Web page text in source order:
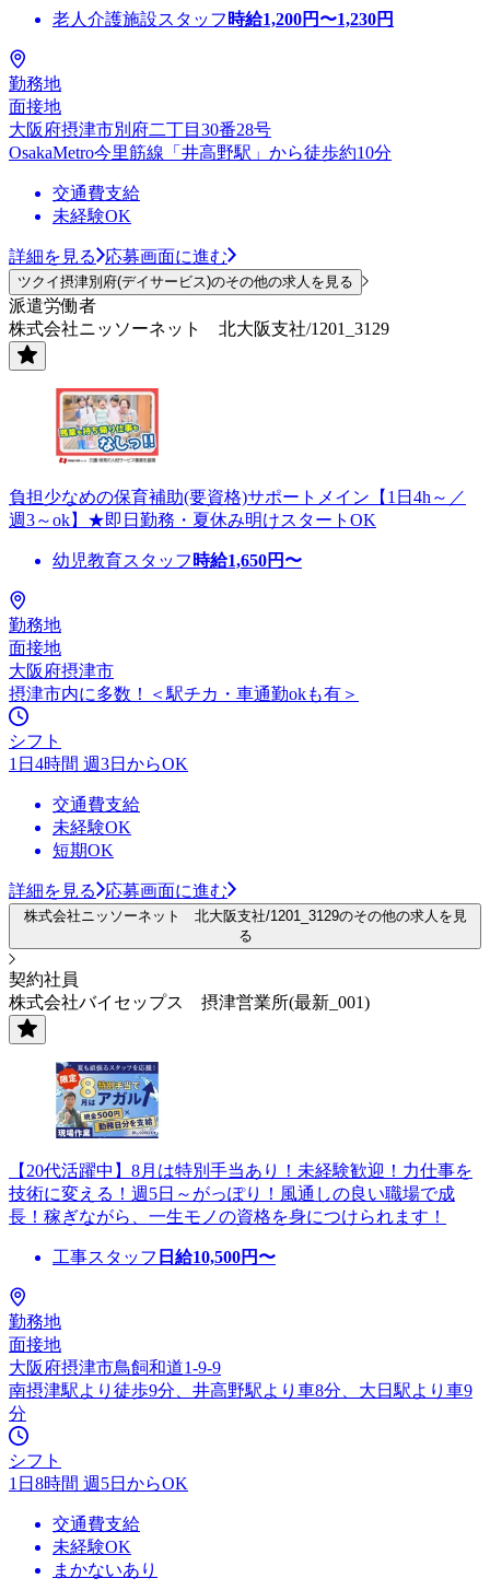
老人介護施設スタッフ 時給1,200円〜1,230円
勤務地
面接地
大阪府摂津市別府二丁目30番28号
OsakaMetro今里筋線「井高野駅」から徒歩約10分
交通費支給
未経験OK
詳細を見る 応募画面に進む
ツクイ摂津別府(デイサービス)のその他の求人を見る
派遣労働者
株式会社ニッソーネット 北大阪支社/1201_3129
負担少なめの保育補助(要資格)サポートメイン【1日4h～／
週3～ok】★即日勤務・夏休み明けスタートOK
幼児教育スタッフ 時給1,650円〜
勤務地
面接地
大阪府摂津市
摂津市内に多数！＜駅チカ・車通勤okも有＞
シフト
1日4時間 週3日からOK
交通費支給
未経験OK
短期OK
詳細を見る 応募画面に進む
株式会社ニッソーネット 北大阪支社/1201_3129のその他の求人を見
る
契約社員
株式会社バイセップス 摂津営業所(最新_001)
【20代活躍中】8月は特別手当あり！未経験歓迎！力仕事を
技術に変える！週5日～がっぽり！風通しの良い職場で成
長！稼ぎながら、一生モノの資格を身につけられます！
工事スタッフ 日給10,500円〜
勤務地
面接地
大阪府摂津市鳥飼和道1-9-9
南摂津駅より徒歩9分、井高野駅より車8分、大日駅より車9
分
シフト
1日8時間 週5日からOK
交通費支給
未経験OK
まかないあり